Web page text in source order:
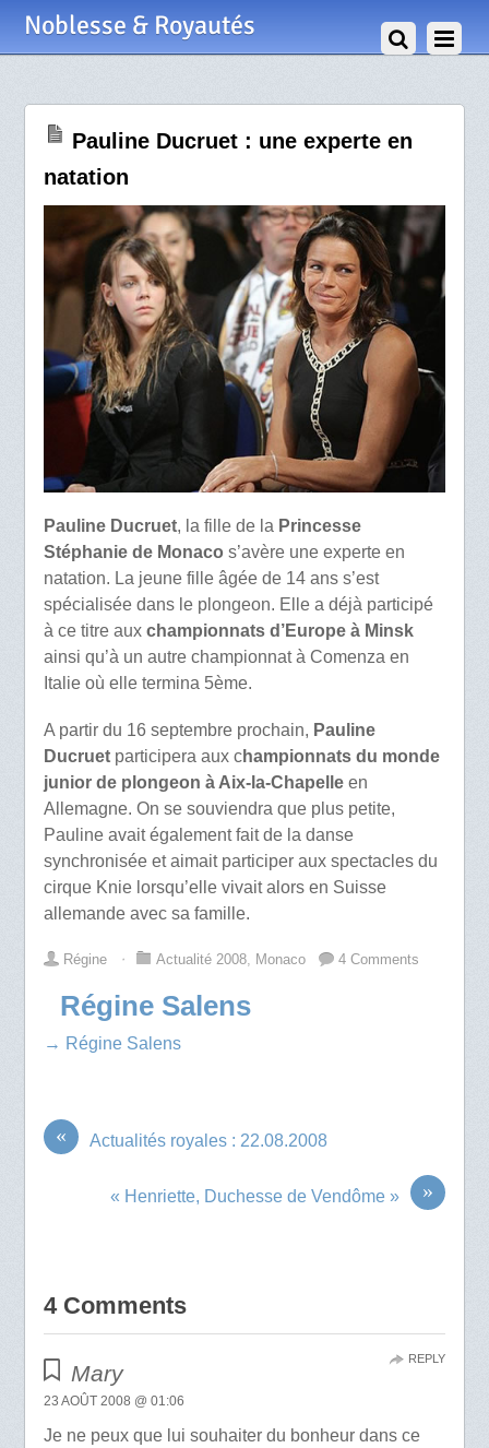
Noblesse & Royautés
Pauline Ducruet : une experte en
natation
Pauline Ducruet, la fille de la Princesse
Stéphanie de Monaco s’avère une experte en
natation. La jeune fille âgée de 14 ans s’est
spécialisée dans le plongeon. Elle a déjà participé
à ce titre aux championnats d’Europe à Minsk
ainsi qu’à un autre championnat à Comenza en
Italie où elle termina 5ème.
A partir du 16 septembre prochain, Pauline
Ducruetparticipera aux championnats du monde
junior de plongeon à Aix-la-Chapelle en
Allemagne. On se souviendra que plus petite,
Pauline avait également fait de la danse
synchronisée et aimait participer aux spectacles du
cirque Knie lorsqu’elle vivait alors en Suisse
allemande avec sa famille.
Régine ⋅ Actualité 2008, Monaco 4 Comments
Régine Salens
→ Régine Salens
« Actualités royales : 22.08.2008
»
« Henriette, Duchesse de Vendôme »
4 Comments
Mary
23 AOÛT 2008 @ 01:06
Je ne peux que lui souhaiter du bonheur dans ce
REPLY